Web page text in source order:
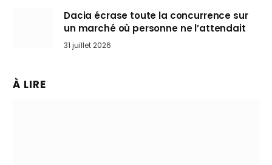
Dacia écrase toute la concurrence sur
un marché où personne ne l’attendait
31 juillet 2026
À LIRE